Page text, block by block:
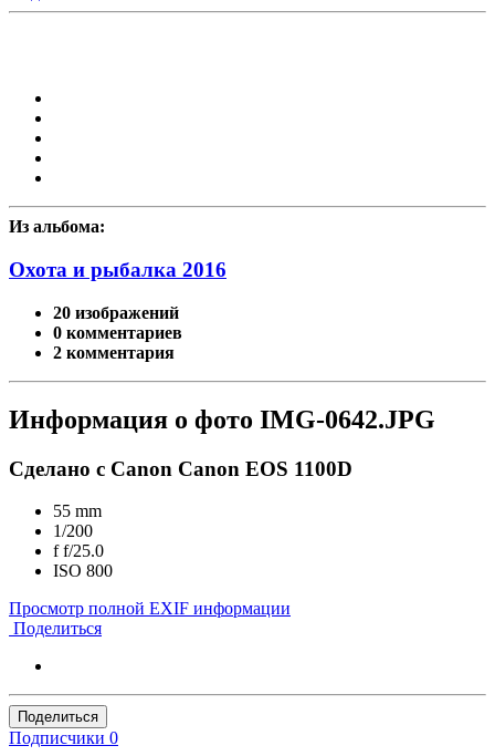
Из альбома:
Охота и рыбалка 2016
20 изображений
0 комментариев
2 комментария
Информация о фото IMG-0642.JPG
Сделано с Canon Canon EOS 1100D
55 mm
1/200
ff/25.0
ISO 800
Просмотр полной EXIF информации
Поделиться
Поделиться
Подписчики 0